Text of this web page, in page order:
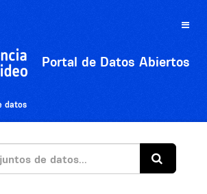
Toggle
Portal de Datos Abiertos
datos